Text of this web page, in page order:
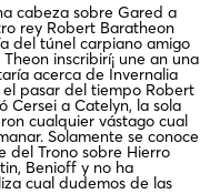
cabeza sobre Gared a
rey Robert Baratheon
del túnel carpiano amigo
inscribirí¡ une an una
acerca de Invernalia
pasar del tiempo Robert
Cersei a Catelyn, la sola
cualquier vástago cual
Solamente se conoce
del Trono sobre Hierro
Benioff y no ha
cual dudemos de las